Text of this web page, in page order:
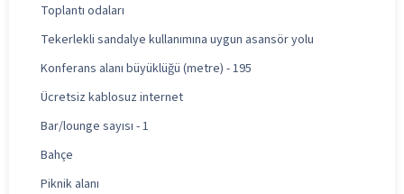
Toplantı odaları
Tekerlekli sandalye kullanımına uygun asansör yolu
Konferans alanı büyüklüğü (metre) - 195
Ücretsiz kablosuz internet
Bar/lounge sayısı - 1
Bahçe
Piknik alanı